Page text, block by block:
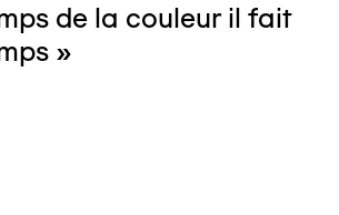
de la couleur il fait
»